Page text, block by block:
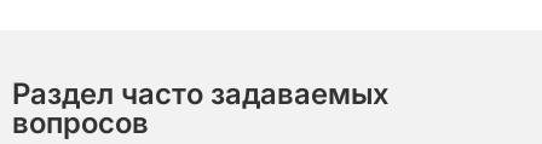
Раздел часто задаваемых
вопросов